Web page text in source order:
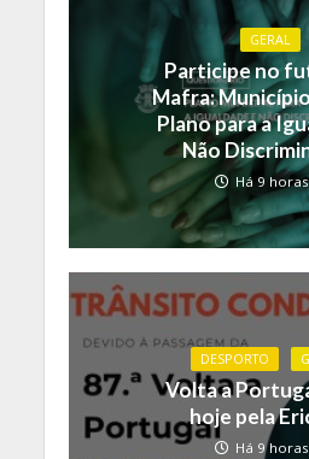
GERAL
Participe no
Mafra:
Plano para a
Não
Há 9 horas
DESPORTO
Volta a
hoje pela
Há 9 horas